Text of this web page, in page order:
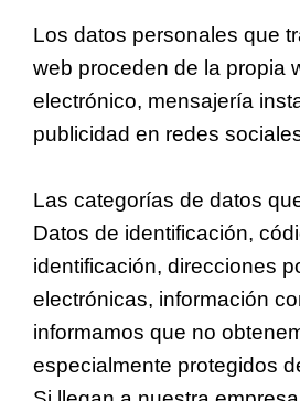
Los datos personales que
web proceden de la propia
electrónico, mensajería
publicidad en redes
Las categorías de datos
Datos de identificación,
identificación, direcciones
electrónicas, información
informamos que no
especialmente protegidos